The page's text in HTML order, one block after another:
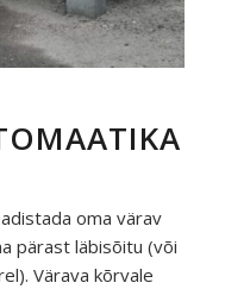
oma värav
pärast läbisõitu (või
Värava kõrvale